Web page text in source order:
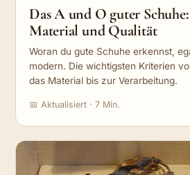
Das A und O guter
Material und Qualität
Woran du gute Schuhe erkennst,
modern. Die wichtigsten Kriterien
das Material bis zur Verarbeitung.
📅 Aktualisiert · 7 Min.